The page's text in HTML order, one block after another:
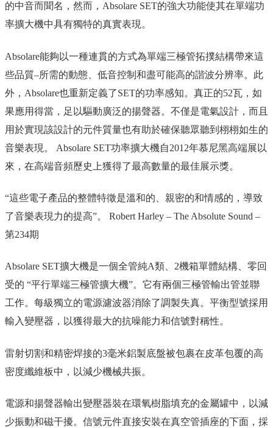
的中音而聞名，然而，Absolare SET的強大功能使其在單端功
率擴大機中具有獨特的真實表現。
Absolare能夠以一種連貫的方式為單端三極管拓撲結構帶來這
些品質–所需的動態、低音控制和盡可能高的諧波分辨率。此
外，Absolare也重新定義了SET的功率感知。真正的52瓦，如
果應用得當，足以驅動廣泛的揚聲器。不僅是電氣設計，而且
用於實現該設計的元件質量也有助於確保聽眾聽到栩栩如生的
音樂表現。 Absolare SET功率擴大機自2012年慕尼黑高端展以
來，在高端音頻歷史上獲得了最高數量的最佳展示獎。
“這些電子產品的整體特徵是溫和的、親密的和情感的，導致
了音樂表現力的提高”。 Robert Harley – The Absolute Sound –
第234期
Absolare SET擴大機是一個全管純A類、2機箱單體結構、零回
受的 “平行單端三極管擴大機”。它有兩個三極管輸出管並聯
工作。每級獨立的電源濾波器消除了調製失真。平衡型號採用
輸入變壓器，以獲得最大的抗噪能力和信號對稱性。
雷射切割和精密焊接的3毫米鋁製底盤被包裹在皮革包覆的高
密度纖維板中，以減少機械共振。
電源和揚聲器輸出變壓器裝在環氧樹脂填充的金屬罐中，以減
少振動和磁干擾。信號元件直接安裝在真空管插座的下面，採